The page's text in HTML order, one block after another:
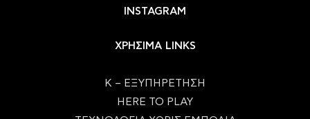
INSTAGRAM
ΧΡΗΣΙΜΑ LINKS
Κ – ΕΞΥΠΗΡΕΤΗΣΗ
HERE TO PLAY